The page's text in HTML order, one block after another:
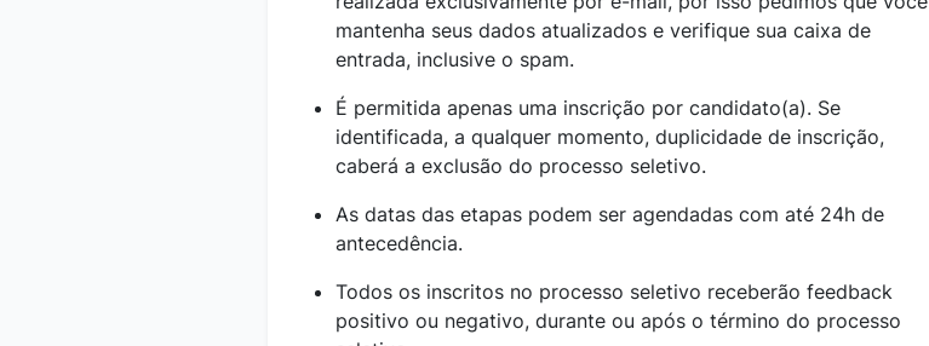
mantenha seus dados atualizados e verifique sua caixa de
entrada, inclusive o spam.
É permitida apenas uma inscrição por candidato(a). Se
identificada, a qualquer momento, duplicidade de inscrição,
caberá a exclusão do processo seletivo.
As datas das etapas podem ser agendadas com até 24h de
antecedência.
Todos os inscritos no processo seletivo receberão feedback
positivo ou negativo, durante ou após o término do processo